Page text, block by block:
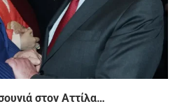
στον Αττίλα…